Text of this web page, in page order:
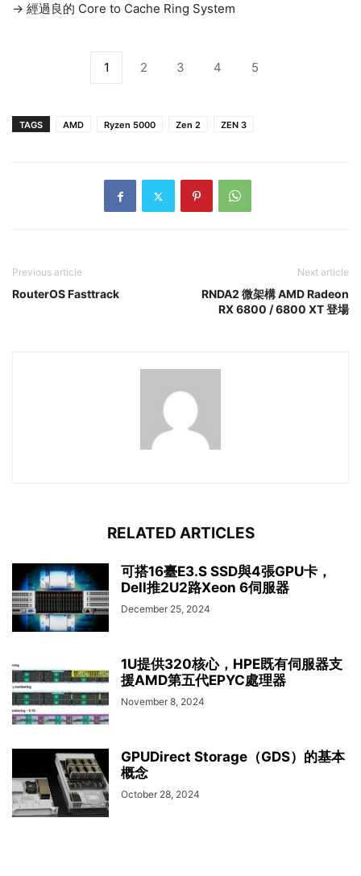
→ 經過良的 Core to Cache Ring System
1 2 3 4 5
TAGS AMD Ryzen 5000 Zen 2 ZEN 3
Previous article
RouterOS Fasttrack
Next article
RNDA2 微架構 AMD Radeon
RX 6800 / 6800 XT 登場
RELATED ARTICLES
可搭16臺E3.S SSD與4張GPU卡，
Dell推2U2路Xeon 6伺服器
December 25, 2024
1U提供320核心，HPE既有伺服器支
援AMD第五代EPYC處理器
November 8, 2024
GPUDirect Storage（GDS）的基本
概念
October 28, 2024